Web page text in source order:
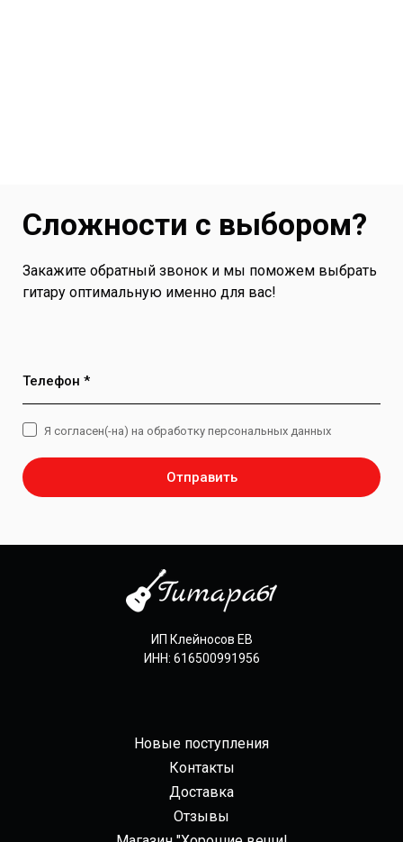
Сложности с выбором?
Закажите обратный звонок и мы поможем выбрать
гитару оптимальную именно для вас!
Телефон *
Отправить
Я согласен(-на) на обработку персональных данных
ИП Клейносов ЕВ
ИНН: 616500991956
Новые поступления
Контакты
Доставка
Отзывы